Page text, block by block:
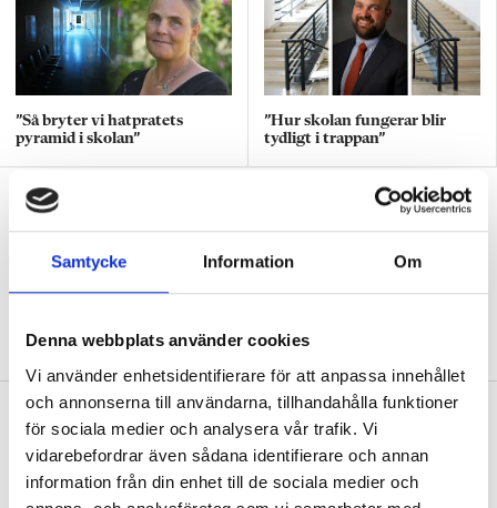
Samtycke Information Om
Denna webbplats använder cookies
Vi använder enhetsidentifierare för att anpassa innehållet
och annonserna till användarna, tillhandahålla funktioner
för sociala medier och analysera vår trafik. Vi
vidarebefordrar även sådana identifierare och annan
information från din enhet till de sociala medier och
”Så bryter vi hatpratets
pyramid i skolan”
”Hur skolan fungerar blir
tydligt i trappan”
”Vad ska vår tid räcka till på
förskolan?”
DEBATT”Ska jag som förskollärare duka,
damma, snygga upp i hallen, svara i telefon
med barnen?”
”Vad säger det om skolan när allt fler
barn behöver anpassas?”
DEBATT”Frågan är hur skolan kan ge plats åt